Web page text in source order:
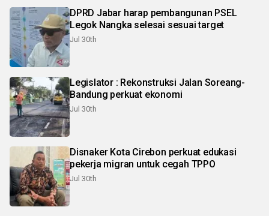
DPRD Jabar harap pembangunan PSEL
Legok Nangka selesai sesuai target
Jul 30th
Legislator : Rekonstruksi Jalan Soreang-
Bandung perkuat ekonomi
Jul 30th
Disnaker Kota Cirebon perkuat edukasi
pekerja migran untuk cegah TPPO
Jul 30th